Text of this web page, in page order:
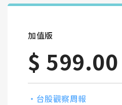
加值版
$ 599.00
・台股觀察周報